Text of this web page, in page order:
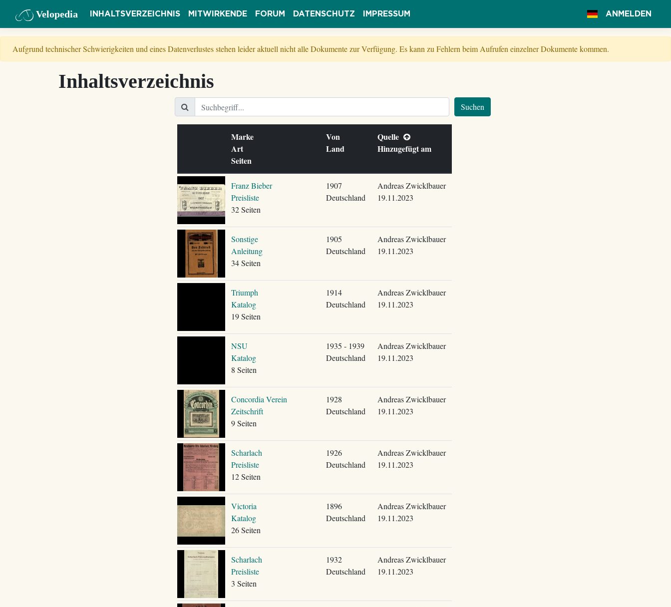
Velopedia INHALTSVERZEICHNIS MITWIRKENDE FORUM DATENSCHUTZ IMPRESSUM ANMELDEN
Aufgrund technischer Schwierigkeiten und eines Datenverlustes stehen leider aktuell nicht alle Dokumente zur Verfügung. Es kann zu Fehlern beim Aufrufen einzelner Dokumente kommen.
Inhaltsverzeichnis
Suchen
Marke
Art
Seiten
Von
Land
Quelle
Hinzugefügt am
Franz Bieber
Preisliste
32 Seiten
1907
Deutschland
Andreas Zwicklbauer
19.11.2023
Sonstige
Anleitung
34 Seiten
1905
Deutschland
Andreas Zwicklbauer
19.11.2023
Triumph
Katalog
19 Seiten
1914
Deutschland
Andreas Zwicklbauer
19.11.2023
NSU
Katalog
8 Seiten
1935 - 1939
Deutschland
Andreas Zwicklbauer
19.11.2023
Concordia Verein
Zeitschrift
9 Seiten
1928
Deutschland
Andreas Zwicklbauer
19.11.2023
Scharlach
Preisliste
12 Seiten
1926
Deutschland
Andreas Zwicklbauer
19.11.2023
Victoria
Katalog
26 Seiten
1896
Deutschland
Andreas Zwicklbauer
19.11.2023
Scharlach
Preisliste
3 Seiten
1932
Deutschland
Andreas Zwicklbauer
19.11.2023